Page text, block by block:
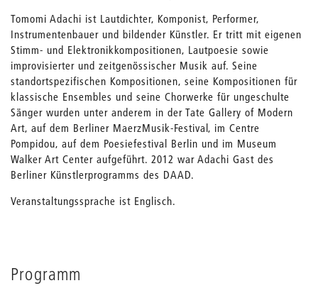
Tomomi Adachi ist Lautdichter, Komponist, Performer,
Instrumentenbauer und bildender Künstler. Er tritt mit eigenen
Stimm- und Elektronikkompositionen, Lautpoesie sowie
improvisierter und zeitgenössischer Musik auf. Seine
standortspezifischen Kompositionen, seine Kompositionen für
klassische Ensembles und seine Chorwerke für ungeschulte
Sänger wurden unter anderem in der Tate Gallery of Modern
Art, auf dem Berliner MaerzMusik-Festival, im Centre
Pompidou, auf dem Poesiefestival Berlin und im Museum
Walker Art Center aufgeführt. 2012 war Adachi Gast des
Berliner Künstlerprogramms des DAAD.
Veranstaltungssprache ist Englisch.
Programm